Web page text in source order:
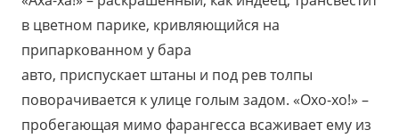
в цветном парике, кривляющийся на
припаркованном у бара
авто, приспускает штаны и под рев толпы
поворачивается к улице голым задом. «Охо-хо!» –
пробегающая мимо фарангесса всаживает ему из